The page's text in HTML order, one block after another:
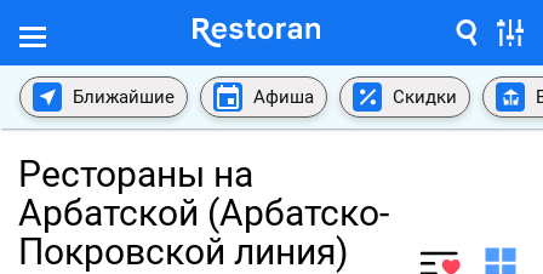
Ближайшие Афиша Скидки
Рестораны на
Арбатской (Арбатско-
Покровской линия)